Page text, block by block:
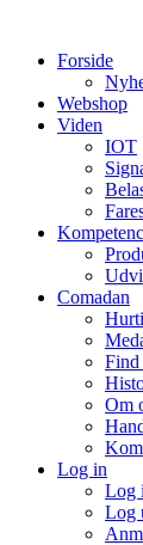
indholdForside
Webshop
Viden
IOT
Comadan
Find
Om
Log in
Log
Log